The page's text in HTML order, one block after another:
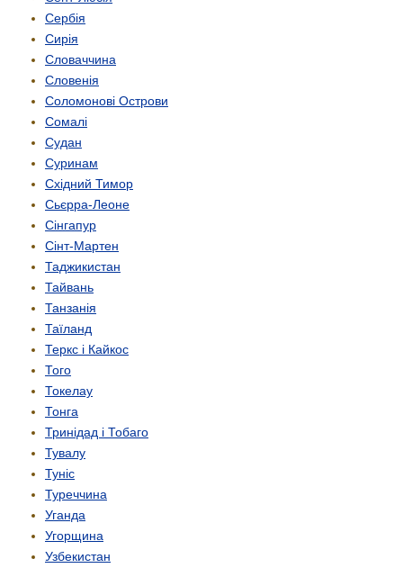
Сербія
Сирія
Словаччина
Словенія
Соломонові Острови
Сомалі
Судан
Суринам
Східний Тимор
Сьєрра-Леоне
Сінгапур
Сінт-Мартен
Таджикистан
Тайвань
Танзанія
Таїланд
Теркс і Кайкос
Того
Токелау
Тонга
Тринідад і Тобаго
Тувалу
Туніс
Туреччина
Уганда
Угорщина
Узбекистан